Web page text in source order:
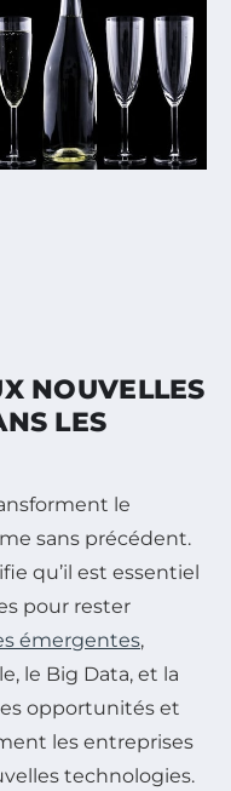
NOUVELLES
LES
le
sans précédent.
qu’il est essentiel
pour rester
émergentes,
le Big Data, et la
opportunités et
les entreprises
technologies.